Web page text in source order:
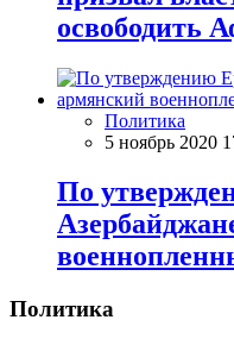
освободить
Политика
5 ноябрь 2020
По
Политика